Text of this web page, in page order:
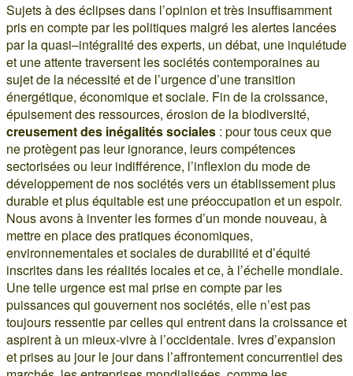
Sujets à des éclipses dans l’opinion et très insuffisamment
pris en compte par les politiques malgré les alertes lancées
par la quasi–intégralité des experts, un débat, une inquiétude
et une attente traversent les sociétés contemporaines au
sujet de la nécessité et de l’urgence d’une transition
énergétique, économique et sociale. Fin de la croissance,
épuisement des ressources, érosion de la biodiversité,
creusement des inégalités sociales : pour tous ceux que
ne protègent pas leur ignorance, leurs compétences
sectorisées ou leur indifférence, l’inflexion du mode de
développement de nos sociétés vers un établissement plus
durable et plus équitable est une préoccupation et un espoir.
Nous avons à inventer les formes d’un monde nouveau, à
mettre en place des pratiques économiques,
environnementales et sociales de durabilité et d’équité
inscrites dans les réalités locales et ce, à l’échelle mondiale.
Une telle urgence est mal prise en compte par les
puissances qui gouvernent nos sociétés, elle n’est pas
toujours ressentie par celles qui entrent dans la croissance et
aspirent à un mieux-vivre à l’occidentale. Ivres d’expansion
et prises au jour le jour dans l’affrontement concurrentiel des